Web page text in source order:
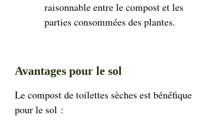
raisonnable entre le compost et les
parties consommées des plantes.
Avantages pour le sol
Le compost de toilettes sèches est bénéfique
pour le sol :